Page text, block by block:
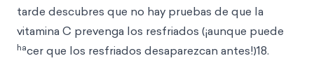
tarde descubres que no hay pruebas de que la
vitamina C prevenga los resfriados (¡aunque puede
hacer que los resfriados desaparezcan antes!)18.